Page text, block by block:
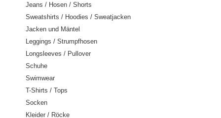
Jeans / Hosen / Shorts
Sweatshirts / Hoodies / Sweatjacken
Jacken und Mäntel
Leggings / Strumpfhosen
Longsleeves / Pullover
Schuhe
Swimwear
T-Shirts / Tops
Socken
Kleider / Röcke